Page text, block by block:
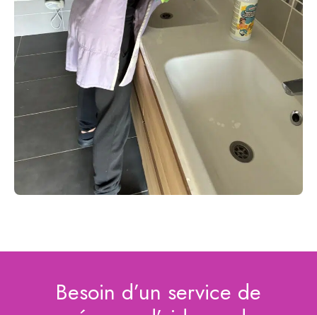
Besoin d’un service de